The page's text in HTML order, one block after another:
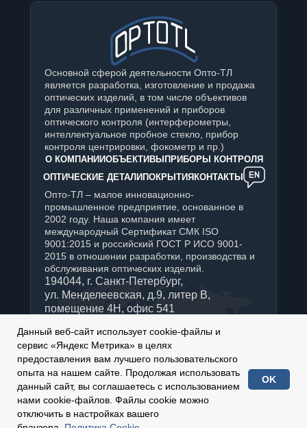
Основной сферой деятельности Опто-ТЛ
является разработка, изготовление и продажа
оптических изделий, в том числе объективов
для различных применений и приборов
оптического контроля (интерферометры,
интеллектуальное пробное стекло, прибор
контроля центрировки, фокометр и пр.)
О КОМПАНИИОБЪЕКТИВЫПРИБОРЫ КОНТРОЛЯ
ОПТИЧЕСКИЕ ДЕТАЛИПОКРЫТИЯКОНТАКТЫ
Опто-ТЛ – малое инновационно-
промышленное предприятие, основанное в
2002 году. Наша компания имеет
международный Сертификат СМК ISO
9001:2015 и российский ГОСТ Р ИСО 9001-
2015 в отношении разработки, производства и
обслуживания оптических изделий.
194044, г. Санкт-Петербург,
ул. Менделеевская, д.9, литер В,
помещение 4Н, офис 541
+7 (812) 347-76-90
Отдел продаж:
sales@optotl.ru
По техническим вопросам:
technical_service@optotl.ru
2002-2026© ООО «Опто-ТЛ»
Сделано в
Данный веб-сайт использует cookie-файлы и
сервис «Яндекс Метрика» в целях
предоставления вам лучшего пользовательского
опыта на нашем сайте. Продолжая использовать
данный сайт, вы соглашаетесь с использованием
нами cookie-файлов. Файлы cookie можно
отключить в настройках вашего
OK